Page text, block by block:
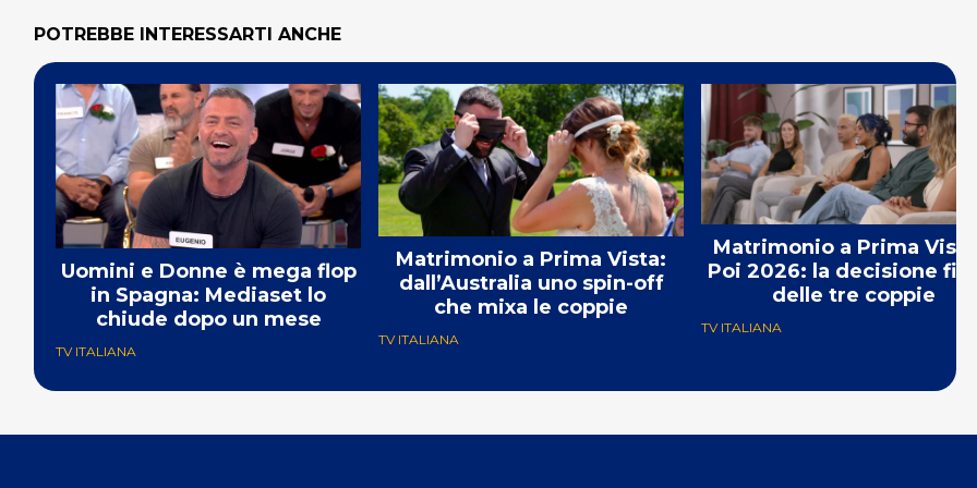
POTREBBE INTERESSARTI ANCHE
Uomini e Donne è mega flop
in Spagna: Mediaset lo
chiude dopo un mese
TV ITALIANA
Matrimonio a Prima Vista:
dall’Australia uno spin-off
che mixa le coppie
TV ITALIANA
Matrimonio a Prima Vista
Poi 2026: la decisione
delle tre coppie
TV ITALIANA